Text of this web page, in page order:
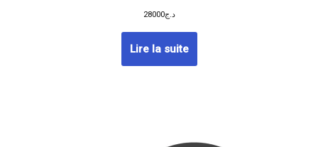
د.ج28000
Lire la suite